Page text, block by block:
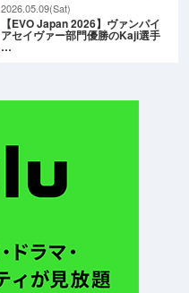
2026.05.09(Sat)
【EVO Japan 2026】ヴァンパイ
アセイヴァー部門優勝のKaji選手
…